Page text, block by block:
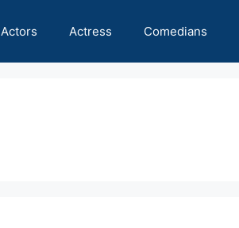
Actors Actress Comedians